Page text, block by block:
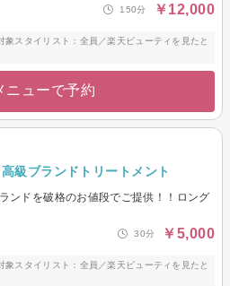
150分 ￥12,000
スタイリスト：全員／楽天ビューティを見たと
ニューで予約
級ブランドトリートメント
ンドを破格のお値段でご提供！！ロング
30分 ￥5,000
スタイリスト：全員／楽天ビューティを見たと